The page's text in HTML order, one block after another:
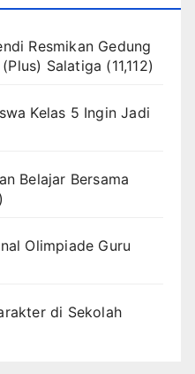
Resmikan Gedung
Salatiga (11,112)
Kelas 5 Ingin Jadi
Belajar Bersama
Olimpiade Guru
di Sekolah